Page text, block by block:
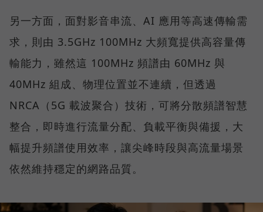
另一方面，面對影音串流、AI 應用等高速傳輸需
求，則由 3.5GHz 100MHz 大頻寬提供高容量傳
輸能力，雖然這 100MHz 頻譜由 60MHz 與
40MHz 組成、物理位置並不連續，但透過
NRCA（5G 載波聚合）技術，可將分散頻譜智慧
整合，即時進行流量分配、負載平衡與備援，大
幅提升頻譜使用效率，讓尖峰時段與高流量場景
依然維持穩定的網路品質。